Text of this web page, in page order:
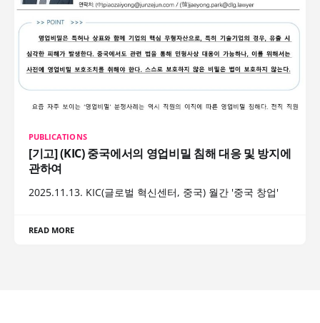
PUBLICATIONS
[기고] (KIC) 중국에서의 영업비밀 침해 대응 및 방지에
관하여
2025.11.13. KIC(글로벌 혁신센터, 중국) 월간 '중국 창업'
READ MORE